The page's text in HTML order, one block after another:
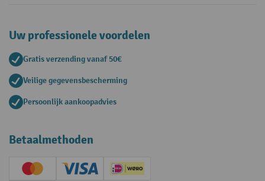
Uw professionele voordelen
Gratis verzending vanaf 50€
Veilige gegevensbescherming
Persoonlijk aankoopadvies
Betaalmethoden
Creditcard (Master)Creditcard (Visa)iDEAL | Wero